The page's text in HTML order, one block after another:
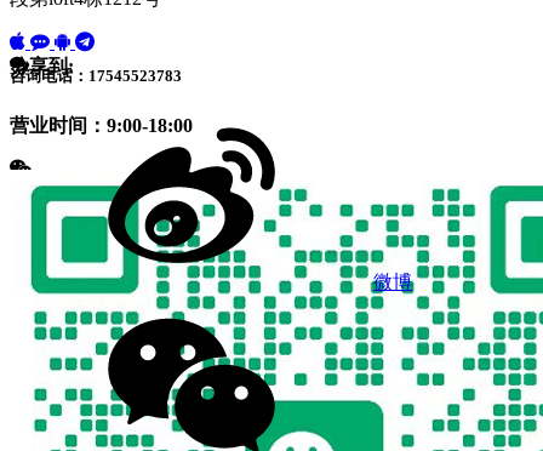
咨询电话：17545523783
营业时间：9:00-18:00
分享到:
微博